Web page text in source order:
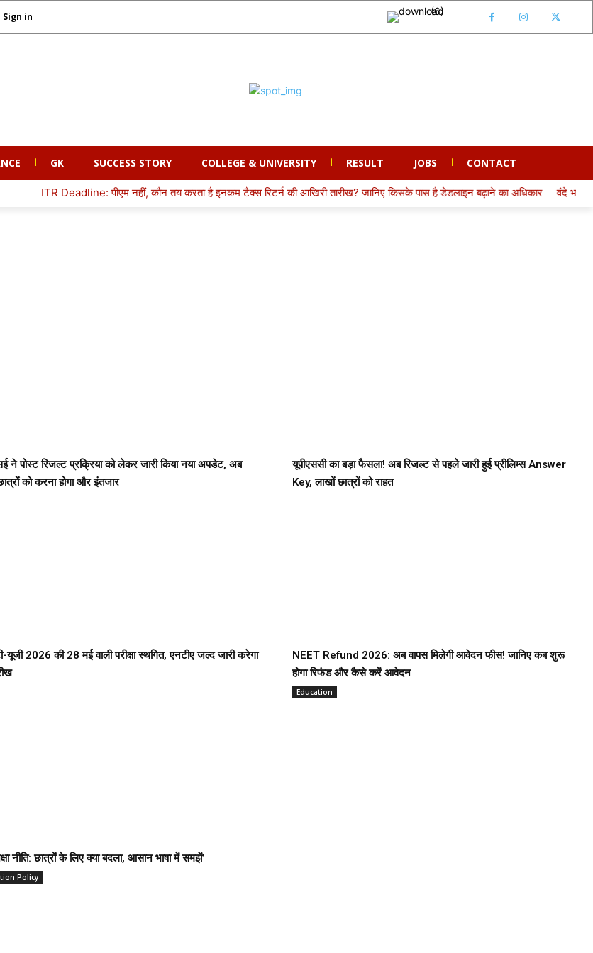
Sign in
GK SUCCESS STORY COLLEGE & UNIVERSITY RESULT JOBS CONTACT
ITR Deadline: पीएम नहीं, कौन तय करता है इनकम टैक्स रिटर्न की आखिरी तारीख? जानिए किसके पास है डेडलाइन बढ़ाने का अधिकार वंदे भारत में लोको
ने पोस्ट रिजल्ट प्रक्रिया को लेकर जारी किया नया अपडेट, अब
को करना होगा और इंतजार
यूपीएससी का बड़ा फैसला! अब रिजल्ट से पहले जारी हुई प्रीलिम्स Answer
Key, लाखों छात्रों को राहत
यूजी 2026 की 28 मई वाली परीक्षा स्थगित, एनटीए जल्द जारी करेगा
NEET Refund 2026: अब वापस मिलेगी आवेदन फीस! जानिए कब शुरू
होगा रिफंड और कैसे करें आवेदन
Education
नीति: छात्रों के लिए क्या बदला, आसान भाषा में समझें’
Policy